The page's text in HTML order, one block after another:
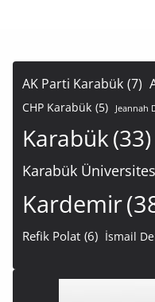
AK Parti Karabük (7)
CHP Karabük (5) Jeannah
Karabük(33)
Karabük
Kardemir
Refik Polat (6) İsmail